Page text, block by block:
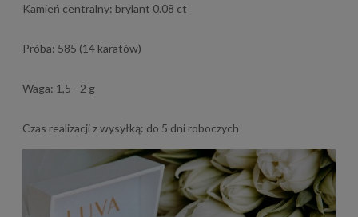
Kamień centralny: brylant 0.08 ct
Próba: 585 (14 karatów)
Waga: 1,5 - 2 g
Czas realizacji z wysyłką: do 5 dni roboczych